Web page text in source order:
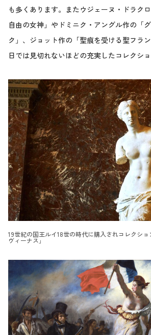
も多くあります。またウジェーヌ・ドラク
自由の女神」やドミニク・アングル作の「
ク」、ジョット作の「聖痕を受ける聖フラ
日では見切れないほどの充実したコレクショ
19世紀の国王ルイ18世の時代に購入されコレクシ
ヴィーナス」